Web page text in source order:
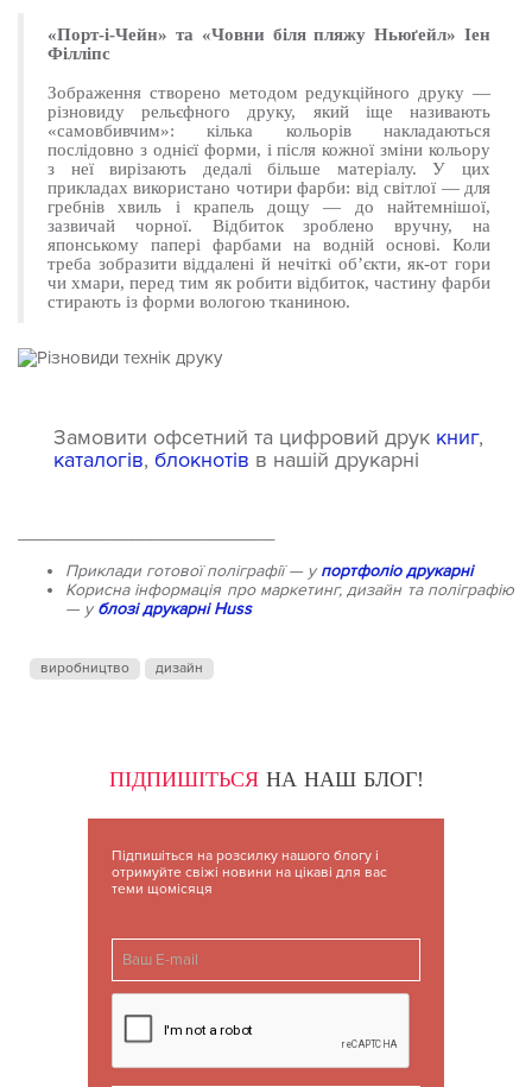
«Порт-і-Чейн» та «Човни біля пляжу Ньюґейл» Іен
Філліпс
Зображення створено методом редукційного друку —
різновиду рельєфного друку, який іще називають
«самовбивчим»: кілька кольорів накладаються
послідовно з однієї форми, і після кожної зміни кольору
з неї вирізають дедалі більше матеріалу. У цих
прикладах використано чотири фарби: від світлої — для
гребнів хвиль і крапель дощу — до найтемнішої,
зазвичай чорної. Відбиток зроблено вручну, на
японському папері фарбами на водній основі. Коли
треба зобразити віддалені й нечіткі об’єкти, як-от гори
чи хмари, перед тим як робити відбиток, частину фарби
стирають із форми вологою тканиною.
Замовити офсетний та цифровий друк книг,
каталогів, блокнотів в нашій друкарні
Приклади готової поліграфії — упортфоліо друкарні
Корисна інформація про маркетинг, дизайн та поліграфію
— ублозі друкарні Huss
виробництво дизайн
ПІДПИШІТЬСЯНА НАШ БЛОГ!
Підпишіться на розсилку нашого блогу і
отримуйте свіжі новини на цікаві для вас
теми щомісяця